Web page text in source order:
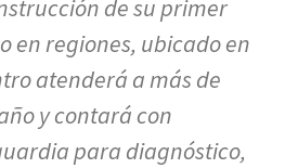
de su primer
en regiones, ubicado en
atenderá a más de
y contará con
para diagnóstico,